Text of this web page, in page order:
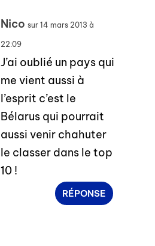
Nico sur 14 mars 2013 à
22:09
J’ai oublié un pays qui
me vient aussi à
l’esprit c’est le
Bélarus qui pourrait
aussi venir chahuter
le classer dans le top
10 !
RÉPONSE